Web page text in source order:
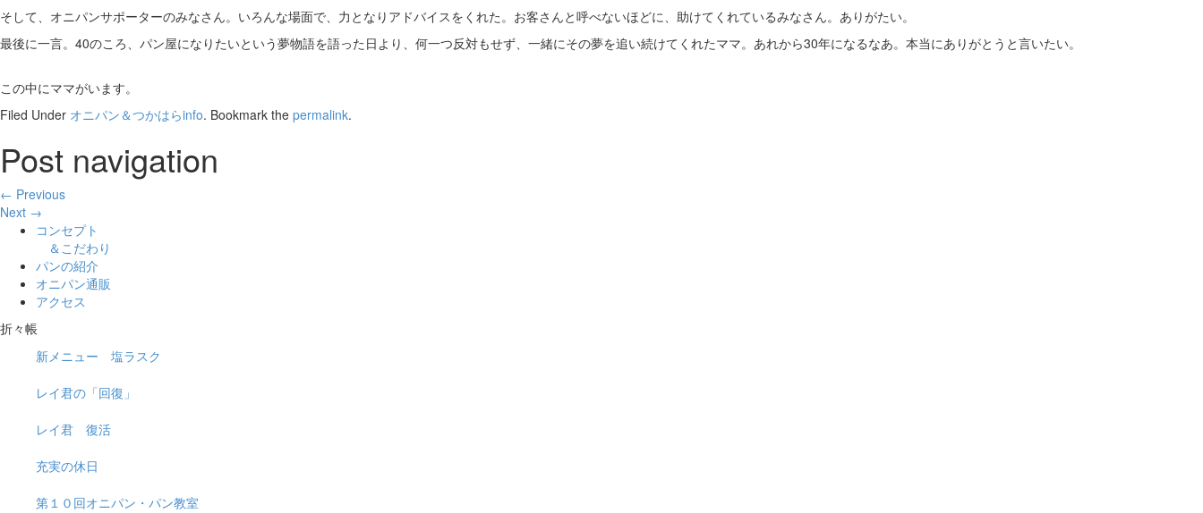
そして、オニパンサポーターのみなさん。いろんな場面で、力となりアドバイスをくれた。お客さんと呼べないほどに、助けてくれているみなさん。ありがたい。
最後に一言。40のころ、パン屋になりたいという夢物語を語った日より、何一つ反対もせず、一緒にその夢を追い続けてくれたママ。あれから30年になるなあ。本当にありがとうと言いたい。
この中にママがいます。
Filed Under オニパン＆つかはらinfo. Bookmark the permalink.
Post navigation
← Previous
Next →
コンセプト
＆こだわり
パンの紹介
オニパン通販
アクセス
折々帳
新メニュー 塩ラスク
レイ君の「回復」
レイ君 復活
充実の休日
第１０回オニパン・パン教室